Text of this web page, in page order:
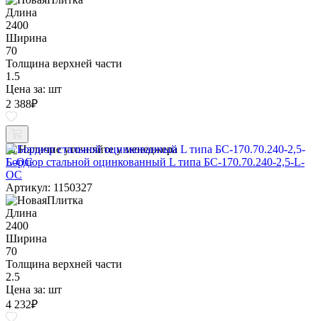
Длина
2400
Ширина
70
Толщина верхней части
1.5
Цена за: шт
2 388₽
Наличие уточняйте у менеджера
Бордюр стальной оцинкованный L типа БС-170.70.240-2,5-L-
ОС
Артикул: 1150327
Длина
2400
Ширина
70
Толщина верхней части
2.5
Цена за: шт
4 232₽